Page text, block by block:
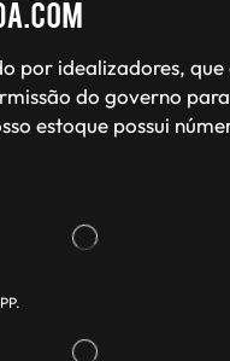
por idealizadores, que
do governo
estoque possui